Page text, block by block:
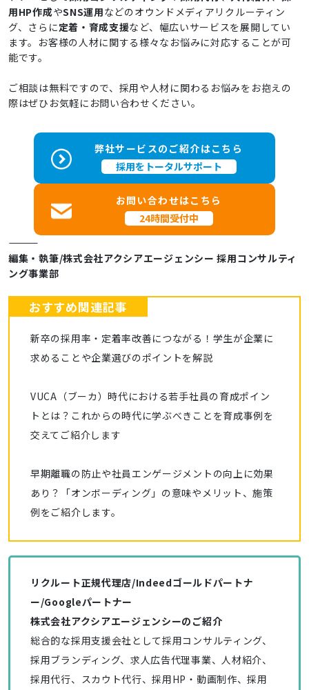
用HP作成やSNS運用などのオウンドメディアリクルーティン
グ、さらに定着・育成支援など、幅広いサービスを展開してい
ます。お客様の人材に関する様々なお悩みに対応することが可
能です。
ご相談は無料ですので、採用や人材に関わるお悩みをお抱えの
際はぜひお気軽にお問い合わせください。
弊社サービスのご紹介はこちら
採用をトータルサポート
お問い合わせはこちら
24時間受付中
――――――――――――
編集・執筆/株式会社アクシアエージェンシー 採用コンサルティ
ング事業部
おすすめ関連記事
新卒の採用率・定着率改善につながる！学生が企業に
求めることや企業選びのポイントを解説
VUCA（ブーカ）時代における若手社員の育成ポイン
トとは？これからの時代に学ぶべきことを育成事例を
交えてご紹介します
早期離職の防止や社員エンゲージメントの向上に効果
あり？「オンボーディング」の意味やメリット、施策
例をご紹介します。
リクルート正規代理店/Indeedゴールドパートナ
ー/Googleパートナー
株式会社アクシアエージェンシーのご紹介
総合的な採用支援会社として採用コンサルティング、
採用ブランディング、求人広告代理事業、人材紹介、
採用代行、スカウト代行、採用HP・動画制作、採用